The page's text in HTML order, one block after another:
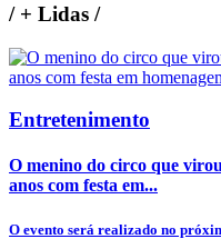
/+ Lidas /
Entretenimento
O menino do circo que
anos com festa em...
O evento será realizado no